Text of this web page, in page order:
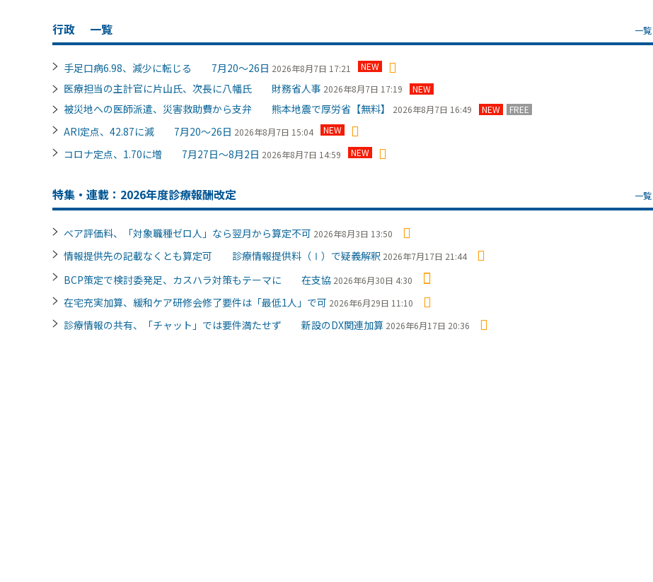
行政 一覧 一覧
手足口病6.98、減少に転じる 7月20～26日 2026年8月7日 17:21 NEW
医療担当の主計官に片山氏、次長に八幡氏 財務省人事 2026年8月7日 17:19 NEW
被災地への医師派遣、災害救助費から支弁 熊本地震で厚労省【無料】 2026年8月7日 16:49 NEW FREE
ARI定点、42.87に減 7月20～26日 2026年8月7日 15:04 NEW
コロナ定点、1.70に増 7月27日～8月2日 2026年8月7日 14:59 NEW
特集・連載：2026年度診療報酬改定 一覧
ベア評価料、「対象職種ゼロ人」なら翌月から算定不可 2026年8月3日 13:50
情報提供先の記載なくとも算定可 診療情報提供料（Ⅰ）で疑義解釈 2026年7月17日 21:44
BCP策定で検討委発足、カスハラ対策もテーマに 在支協 2026年6月30日 4:30
在宅充実加算、緩和ケア研修会修了要件は「最低1人」で可 2026年6月29日 11:10
診療情報の共有、「チャット」では要件満たせず 新設のDX関連加算 2026年6月17日 20:36